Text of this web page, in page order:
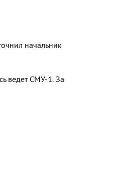
началь­ник
ведет СМУ-1. За